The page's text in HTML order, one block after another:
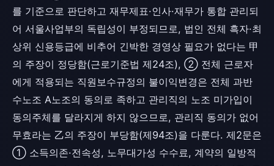
를 기준으로 판단하고 재무제표·인사·재무가 통합 관리되
어 서울사업부의 독립성이 부정되므로, 법인 전체 흑자·최
상위 신용등급에 비추어 긴박한 경영상 필요가 없다는 甲
의 주장이 정당함(근로기준법 제24조), ② 전체 근로자
에게 적용되는 직원보수규정의 불이익변경은 전체 과반
수노조 A노조의 동의로 족하고 관리직의 노조 미가입이
동의주체를 달라지게 하지 않으므로, 관리직 동의가 없어
무효라는 乙의 주장이 부당함(제94조)을 다룬다. 제2문은
① 소득의존·전속성, 노무대가성 수수료, 계약의 일방적